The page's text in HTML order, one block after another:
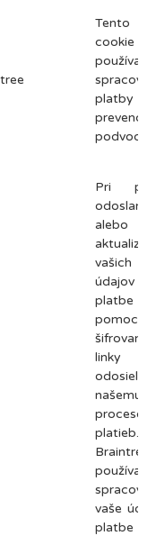
Tento
cookie
používa
platby a
prevenciu
Pri
odoslaní
alebo
vašich
platbe
pomocou
šifrovanej
linky
našemu
procesoru
platieb.
Braintree
vaše